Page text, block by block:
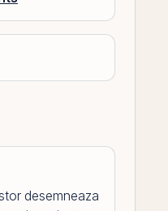
desemneaza